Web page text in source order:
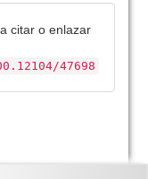
citar o enlazar
47698